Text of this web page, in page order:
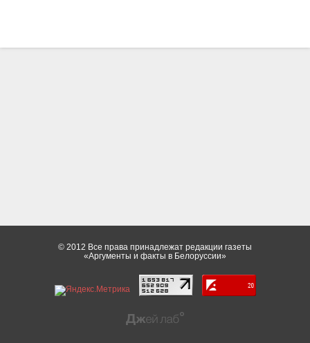
© 2012 Все права принадлежат редакции газеты
«Аргументы и факты в Белоруссии»